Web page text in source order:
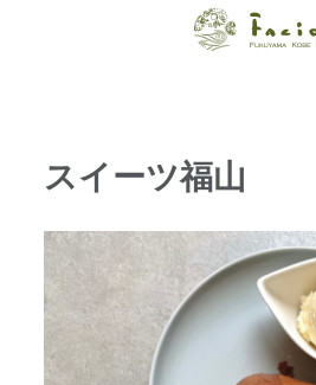
ックエステ
ン ファシ
輝く美を
ルでご提案
す。
スイーツ福山